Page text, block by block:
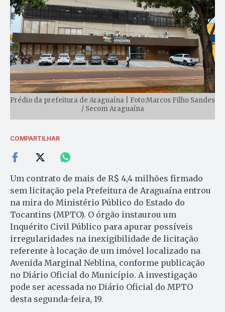
Prédio da prefeitura de Araguaína | Foto:Marcos Filho Sandes
/ Secom Araguaína
COMPARTILHAR
Um contrato de mais de R$ 4,4 milhões firmado
sem licitação pela Prefeitura de Araguaína entrou
na mira do Ministério Público do Estado do
Tocantins (MPTO). O órgão instaurou um
Inquérito Civil Público para apurar possíveis
irregularidades na inexigibilidade de licitação
referente à locação de um imóvel localizado na
Avenida Marginal Neblina, conforme publicação
no Diário Oficial do Município. A investigação
pode ser acessada no Diário Oficial do MPTO
desta segunda-feira, 19.